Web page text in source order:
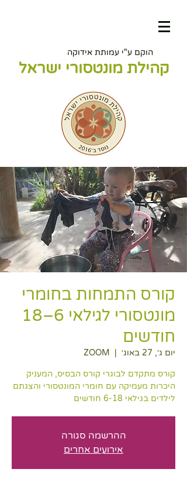
הוקם ע"י עמותת אידוקה
קהילת מונטסורי ישראל
קורס התמחות בחומרי
מונטסורי לגילאי 6–18
חודשים
יום ג׳, 27 באוג׳
  |
ZOOM
קורס מתקדם לבוגרי קורס הבסיס, המעניק
היכרות מעמיקה עם חומרי המונטסורי והצגתם
לילדים בגילאי 6-18 חודשים
ההרשמה סגורה
אירועים אחרים